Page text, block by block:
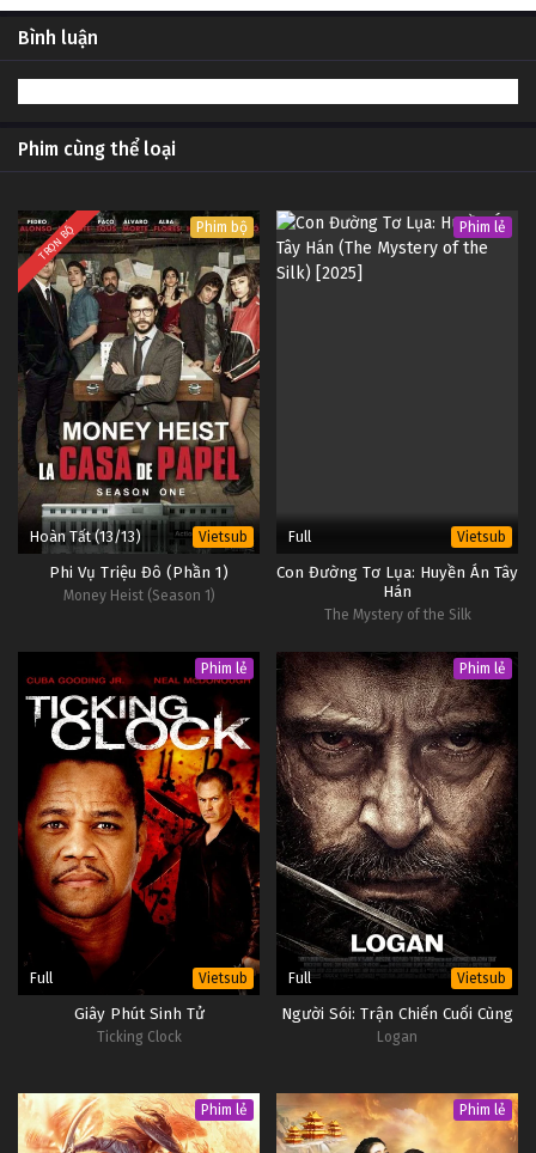
Bình luận
Phim cùng thể loại
TRỌN BỘ Phim bộ
Hoàn Tất (13/13) Vietsub
Phi Vụ Triệu Đô (Phần 1)
Money Heist (Season 1)
Phim lẻ
Full Vietsub
Con Đường Tơ Lụa: Huyền Án Tây
Hán
The Mystery of the Silk
Phim lẻ
Full Vietsub
Giây Phút Sinh Tử
Ticking Clock
Phim lẻ
Full Vietsub
Người Sói: Trận Chiến Cuối Cùng
Logan
Phim lẻ Phim lẻ